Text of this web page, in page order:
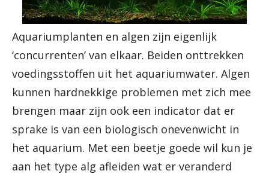
Aquariumplanten en algen zijn eigenlijk
‘concurrenten’ van elkaar. Beiden onttrekken
voedingsstoffen uit het aquariumwater. Algen
kunnen hardnekkige problemen met zich mee
brengen maar zijn ook een indicator dat er
sprake is van een biologisch onevenwicht in
het aquarium. Met een beetje goede wil kun je
aan het type alg afleiden wat er veranderd